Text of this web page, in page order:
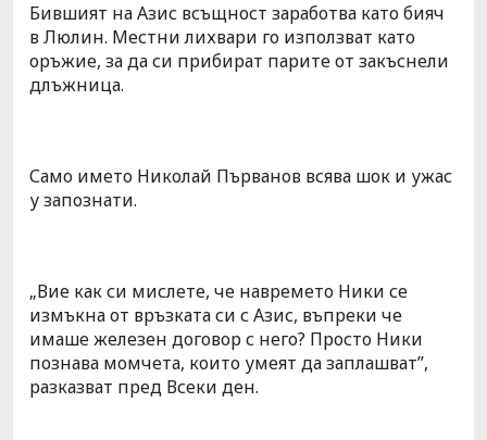
Бившият на Азис всъщност заработва като бияч
в Люлин. Местни лихвари го използват като
оръжие, за да си прибират парите от закъснели
длъжница.
Само името Николай Първанов всява шок и ужас
у запознати.
„Вие как си мислете, че навремето Ники се
измъкна от връзката си с Азис, въпреки че
имаше железен договор с него? Просто Ники
познава момчета, които умеят да заплашват”,
разказват пред Всеки ден.